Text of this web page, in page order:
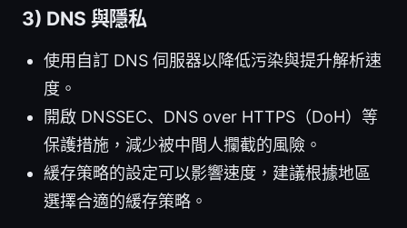
3) DNS 與隱私
使用自訂 DNS 伺服器以降低污染與提升解析速
度。
開啟 DNSSEC、DNS over HTTPS（DoH）等
保護措施，減少被中間人攔截的風險。
緩存策略的設定可以影響速度，建議根據地區
選擇合適的緩存策略。